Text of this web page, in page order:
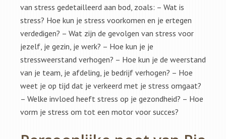
van stress gedetailleerd aan bod, zoals: – Wat is
stress? Hoe kun je stress voorkomen en je ertegen
verdedigen? – Wat zijn de gevolgen van stress voor
jezelf, je gezin, je werk? – Hoe kun je je
stressweerstand verhogen? – Hoe kun je de weerstand
van je team, je afdeling, je bedrijf verhogen? – Hoe
weet je op tijd dat je verkeerd met je stress omgaat?
– Welke invloed heeft stress op je gezondheid? – Hoe
vorm je stress om tot een motor voor succes?